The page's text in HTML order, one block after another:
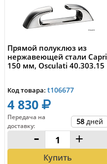
Прямой полуклюз из
нержавеющей стали Capri
150 мм, Osculati 40.303.15
Код товара: t106677
4 830
Передача на
доставку: 58 дней
- +
Купить